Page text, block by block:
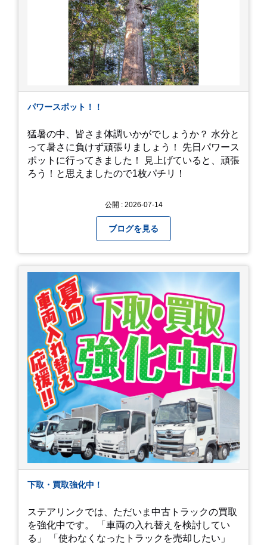
パワースポット！！
猛暑の中、皆さま体調いかがでしょうか？ 水分と
って暑さに負けず頑張りましょう！ 先日パワース
ポットに行ってきました！ 見上げていると、頑張
ろう！と思えましたので1枚パチリ！
公開 : 2026-07-14
ブログを見る
下取・買取強化中！
ステアリンクでは、ただいま中古トラックの買取
を強化中です。 「車両の入れ替えを検討してい
る」 「使わなくなったトラックを売却したい」